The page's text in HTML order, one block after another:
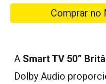
Comprar no
A Smart TV 50”
Dolby Audio